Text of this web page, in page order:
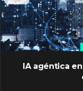
IA agéntica